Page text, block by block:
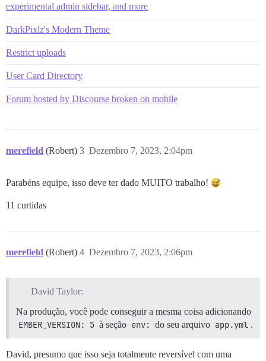
experimental admin sidebar, and more
DarkPixlz's Modern Theme
Restrict uploads
User Card Directory
Forum hosted by Discourse broken on mobile
merefield (Robert) Dezembro 7, 2023, 2:04pm
3
Parabéns equipe, isso deve ter dado MUITO trabalho!
11 curtidas
merefield (Robert) Dezembro 7, 2023, 2:06pm
4
David Taylor:
Na produção, você pode conseguir a mesma coisa adicionando
EMBER_VERSION: 5 à seção env: do seu arquivo app.yml .
David, presumo que isso seja totalmente reversível com uma